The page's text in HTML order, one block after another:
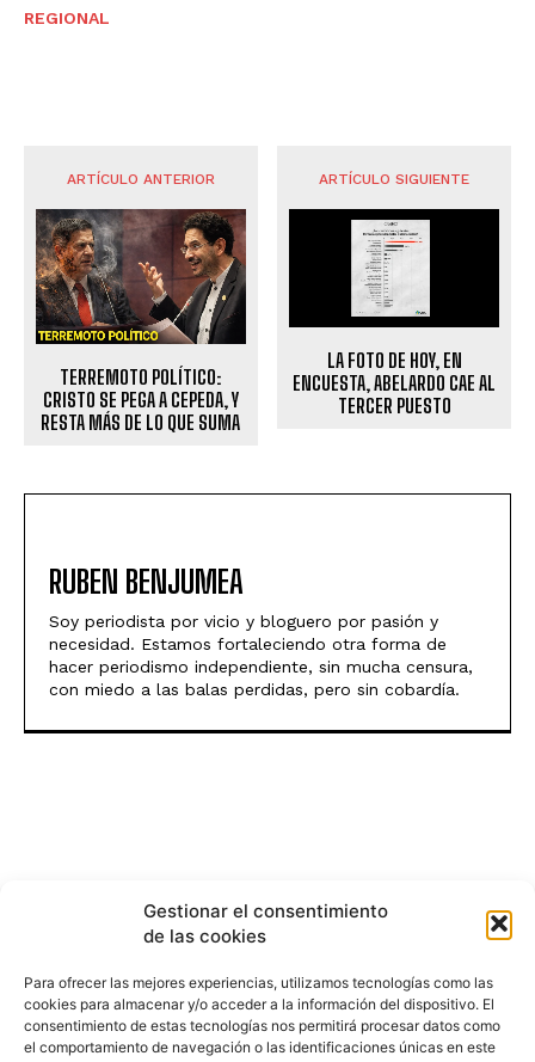
Gestionar el consentimiento
de las cookies
Para ofrecer las mejores experiencias, utilizamos tecnologías como las
cookies para almacenar y/o acceder a la información del dispositivo. El
consentimiento de estas tecnologías nos permitirá procesar datos como
el comportamiento de navegación o las identificaciones únicas en este
REGIONAL
ARTÍCULO ANTERIOR
TERREMOTO POLÍTICO:
CRISTO SE PEGA A CEPEDA, Y
RESTA MÁS DE LO QUE SUMA
ARTÍCULO SIGUIENTE
LA FOTO DE HOY, EN
ENCUESTA, ABELARDO CAE AL
TERCER PUESTO
RUBEN BENJUMEA
Soy periodista por vicio y bloguero por pasión y
necesidad. Estamos fortaleciendo otra forma de
hacer periodismo independiente, sin mucha censura,
con miedo a las balas perdidas, pero sin cobardía.